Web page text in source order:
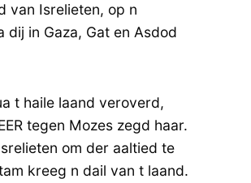
van Isrelieten, op n
dij in Gaza, Gat en Asdod
t haile laand veroverd,
tegen Mozes zegd haar.
om der aaltied te
kreeg n dail van t laand.